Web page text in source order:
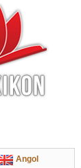
Angol